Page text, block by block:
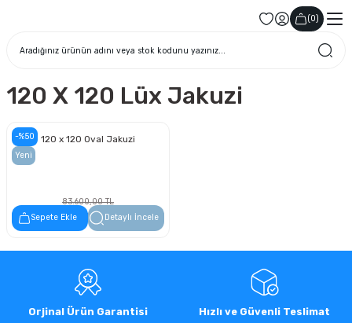
(0)
120 X 120 Lüx Jakuzi
-%50
Yeni
120 x 120 Oval Jakuzi
83.600,00 TL
41.800,00 TL
Sepete Ekle Detaylı İncele
Orjinal Ürün Garantisi Hızlı ve Güvenli Teslimat